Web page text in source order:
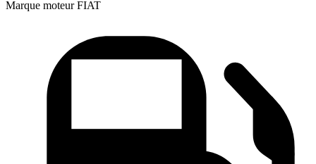
Marque moteur FIAT